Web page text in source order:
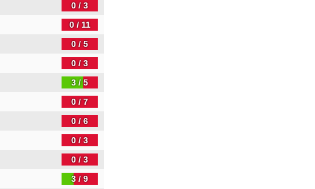
0 / 3
0 / 11
0 / 5
0 / 3
3 / 5
0 / 7
0 / 6
0 / 3
0 / 3
3 / 9